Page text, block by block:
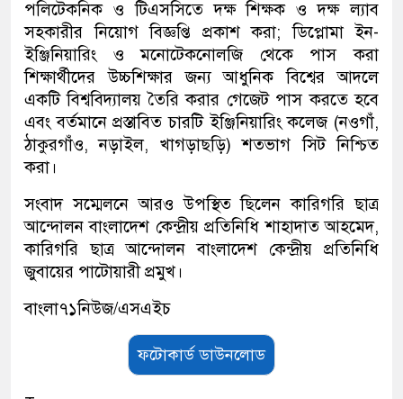
পলিটেকনিক ও টিএসসিতে দক্ষ শিক্ষক ও দক্ষ ল্যাব
সহকারীর নিয়োগ বিজ্ঞপ্তি প্রকাশ করা; ডিপ্লোমা ইন-
ইঞ্জিনিয়ারিং ও মনোটেকনোলজি থেকে পাস করা
শিক্ষার্থীদের উচ্চশিক্ষার জন্য আধুনিক বিশ্বের আদলে
একটি বিশ্ববিদ্যালয় তৈরি করার গেজেট পাস করতে হবে
এবং বর্তমানে প্রস্তাবিত চারটি ইঞ্জিনিয়ারিং কলেজ (নওগাঁ,
ঠাকুরগাঁও, নড়াইল, খাগড়াছড়ি) শতভাগ সিট নিশ্চিত
করা।
সংবাদ সম্মেলনে আরও উপস্থিত ছিলেন কারিগরি ছাত্র
আন্দোলন বাংলাদেশ কেন্দ্রীয় প্রতিনিধি শাহাদাত আহমেদ,
কারিগরি ছাত্র আন্দোলন বাংলাদেশ কেন্দ্রীয় প্রতিনিধি
জুবায়ের পাটোয়ারী প্রমুখ।
বাংলা৭১নিউজ/এসএইচ
ফটোকার্ড ডাউনলোড